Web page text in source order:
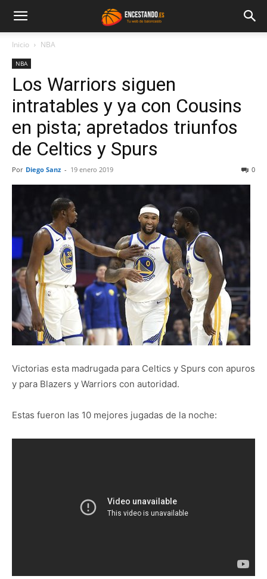
Inicio NBA
NBA
Los Warriors siguen
intratables y ya con Cousins
en pista; apretados triunfos
de Celtics y Spurs
Por Diego Sanz - 19 enero 2019 0
Victorias esta madrugada para Celtics y Spurs con apuros
y para Blazers y Warriors con autoridad.
Estas fueron las 10 mejores jugadas de la noche: